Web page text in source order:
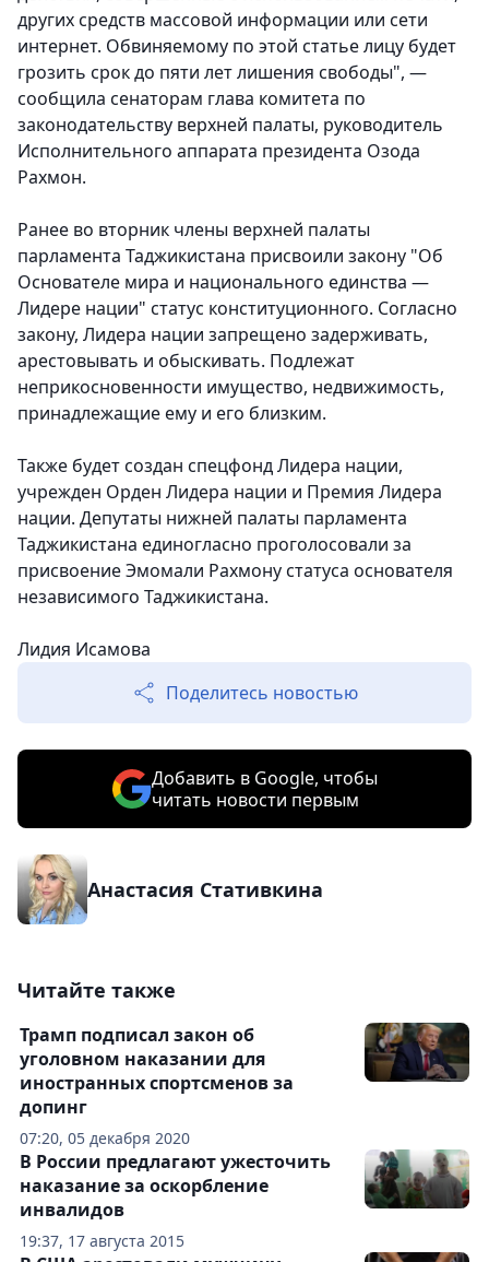
других средств массовой информации или сети
интернет. Обвиняемому по этой статье лицу будет
грозить срок до пяти лет лишения свободы", —
сообщила сенаторам глава комитета по
законодательству верхней палаты, руководитель
Исполнительного аппарата президента Озода
Рахмон.
Ранее во вторник члены верхней палаты
парламента Таджикистана присвоили закону "Об
Основателе мира и национального единства —
Лидере нации" статус конституционного. Согласно
закону, Лидера нации запрещено задерживать,
арестовывать и обыскивать. Подлежат
неприкосновенности имущество, недвижимость,
принадлежащие ему и его близким.
Также будет создан спецфонд Лидера нации,
учрежден Орден Лидера нации и Премия Лидера
нации. Депутаты нижней палаты парламента
Таджикистана единогласно проголосовали за
присвоение Эмомали Рахмону статуса основателя
независимого Таджикистана.
Лидия Исамова
Поделитесь новостью
Добавить в Google, чтобы
читать новости первым
Анастасия Стативкина
Читайте также
07:20, 05 декабря 2020
Трамп подписал закон об
уголовном наказании для
иностранных спортсменов за
допинг
19:37, 17 августа 2015
В России предлагают ужесточить
наказание за оскорбление
инвалидов